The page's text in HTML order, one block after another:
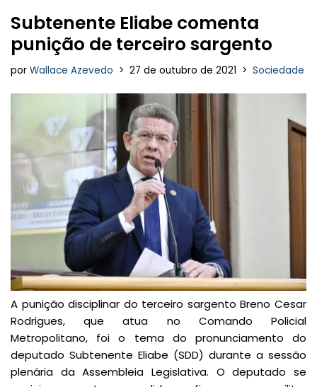
Subtenente Eliabe comenta
punição de terceiro sargento
por Wallace Azevedo 27 de outubro de 2021 Sociedade
A punição disciplinar do terceiro sargento Breno Cesar
Rodrigues, que atua no Comando Policial
Metropolitano, foi o tema do pronunciamento do
deputado Subtenente Eliabe (SDD) durante a sessão
plenária da Assembleia Legislativa. O deputado se